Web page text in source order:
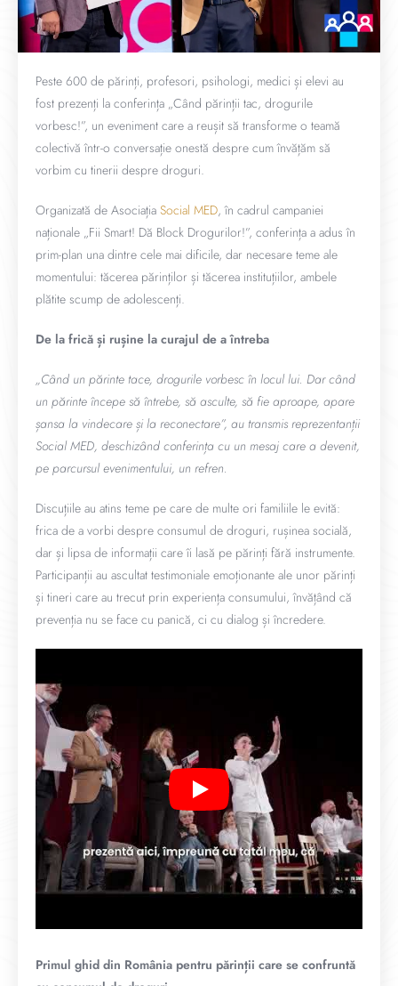
Peste 600 de părinți, profesori, psihologi, medici și elevi au
fost prezenți la conferința „Când părinții tac, drogurile
vorbesc!”, un eveniment care a reușit să transforme o teamă
colectivă într-o conversație onestă despre cum învățăm să
vorbim cu tinerii despre droguri.
Organizată de Asociația Social MED, în cadrul campaniei
naționale „Fii Smart! Dă Block Drogurilor!”, conferința a adus în
prim-plan una dintre cele mai dificile, dar necesare teme ale
momentului: tăcerea părinților și tăcerea instituțiilor, ambele
plătite scump de adolescenți.
De la frică și rușine la curajul de a întreba
„Când un părinte tace, drogurile vorbesc în locul lui. Dar când
un părinte începe să întrebe, să asculte, să fie aproape, apare
șansa la vindecare și la reconectare”, au transmis reprezentanții
Social MED, deschizând conferința cu un mesaj care a devenit,
pe parcursul evenimentului, un refren.
Discuțiile au atins teme pe care de multe ori familiile le evită:
frica de a vorbi despre consumul de droguri, rușinea socială,
dar și lipsa de informații care îi lasă pe părinți fără instrumente.
Participanții au ascultat testimoniale emoționante ale unor părinți
și tineri care au trecut prin experiența consumului, învățând că
prevenția nu se face cu panică, ci cu dialog și încredere.
Primul ghid din România pentru părinții care se confruntă